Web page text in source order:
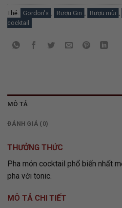
Thẻ: Gordon's Rượu Gin Rượu mùi
cocktail
MÔ TẢ
ĐÁNH GIÁ (0)
THƯỞNG THỨC
Pha món cocktail phổ biến nhất
pha với tonic.
MÔ TẢ CHI TIẾT